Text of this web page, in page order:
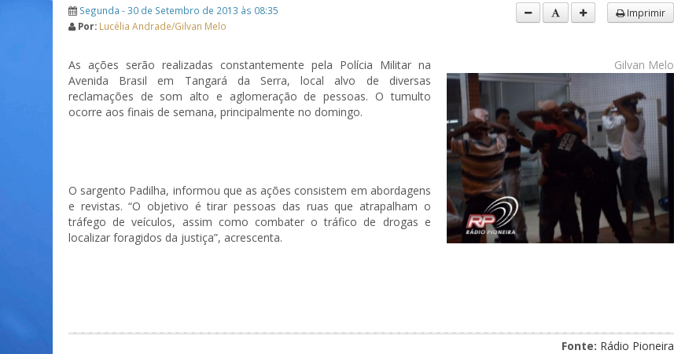
Segunda - 30 de Setembro de 2013 às 08:35
Por: Lucélia Andrade/Gilvan Melo
Imprimir
Gilvan Melo
As ações serão realizadas constantemente pela Polícia Militar na
Avenida Brasil em Tangará da Serra, local alvo de diversas
reclamações de som alto e aglomeração de pessoas. O tumulto
ocorre aos finais de semana, principalmente no domingo.
O sargento Padilha, informou que as ações consistem em abordagens
e revistas. “O objetivo é tirar pessoas das ruas que atrapalham o
tráfego de veículos, assim como combater o tráfico de drogas e
localizar foragidos da justiça”, acrescenta.
Fonte: Rádio Pioneira